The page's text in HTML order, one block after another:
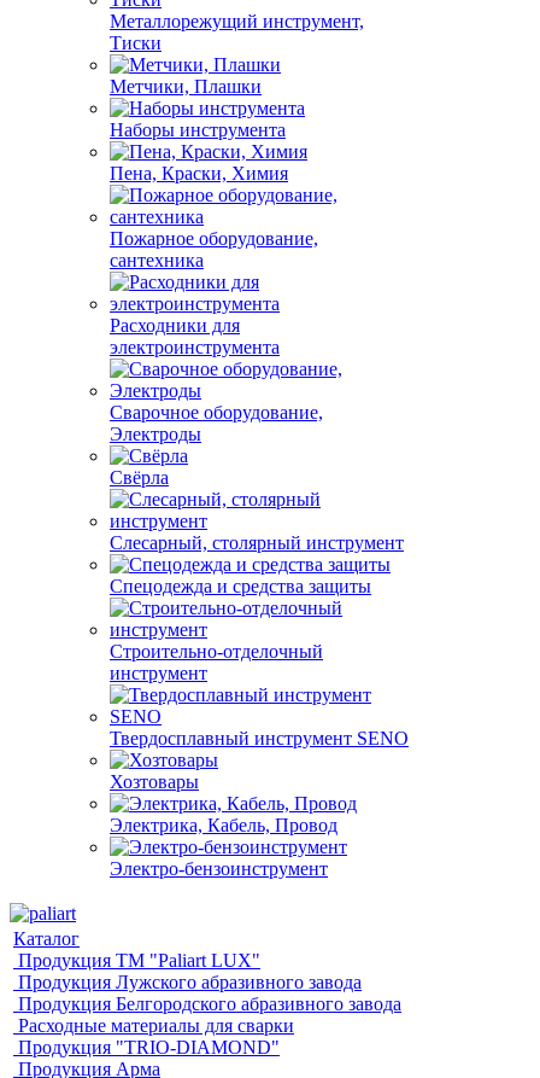
Металлорежущий инструмент,
Тиски
Метчики, Плашки
Наборы инструмента
Пена, Краски, Химия
Пожарное оборудование,
сантехника
Расходники для
электроинструмента
Сварочное оборудование,
Электроды
Свёрла
Слесарный, столярный инструмент
Спецодежда и средства защиты
Строительно-отделочный
инструмент
Твердосплавный инструмент SENO
Хозтовары
Электрика, Кабель, Провод
Электро-бензоинструмент
Каталог
Продукция ТМ "Paliart LUX"
Продукция Лужского абразивного завода
Продукция Белгородского абразивного завода
Расходные материалы для сварки
Продукция "TRIO-DIAMOND"
Продукция Арма